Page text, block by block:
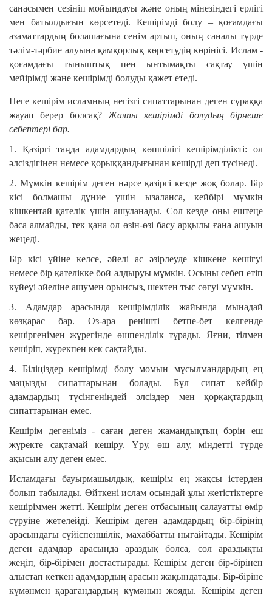
санасымен сезініп мойындауы және оның мінезіндегі ерлігі
мен батылдығын көрсетеді. Кешірімді болу – қоғамдағы
азаматтардың болашағына сенім артып, оның саналы түрде
тәлім-тәрбие алуына қамқорлық көрсетудің көрінісі. Ислам -
қоғамдағы тыныштық пен ынтымақты сақтау үшін
мейірімді және кешірімді болуды қажет етеді.
Неге кешірім исламның негізгі сипаттарынан деген сұраққа
жауап берер болсақ? Жалпы кешірімді болудың бірнеше
себептері бар.
1. Қазіргі таңда адамдардың көпшілігі кешірімділікті: ол
әлсіздігінен немесе қорыққандығынан кешірді деп түсінеді.
2. Мүмкін кешірім деген нәрсе қазіргі кезде жоқ болар. Бір
кісі болмашы дүние үшін ызаланса, кейбірі мүмкін
кішкентай қателік үшін ашуланады. Сол кезде оны ештеңе
баса алмайды, тек қана ол өзін-өзі басу арқылы ғана ашуын
жеңеді.
Бір кісі үйіне келсе, әйелі ас әзірлеуде кішкене кешігуі
немесе бір қателікке бой алдыруы мүмкін. Осыны себеп етіп
күйеуі әйеліне ашумен орынсыз, шектен тыс сөгуі мүмкін.
3. Адамдар арасында кешірімділік жайында мынадай
көзқарас бар. Өз-ара ренішті бетпе-бет келгенде
кешіргенімен жүрегінде өшпенділік тұрады. Яғни, тілмен
кешіріп, жүрекпен кек сақтайды.
4. Біліңіздер кешірімді болу момын мұсылмандардың ең
маңызды сипаттарынан болады. Бұл сипат кейбір
адамдардың түсінгеніндей әлсіздер мен қорқақтардың
сипаттарынан емес.
Кешірім дегеніміз - саған деген жамандықтың бәрін еш
жүректе сақтамай кешіру. Ұру, өш алу, міндетті түрде
ақысын алу деген емес.
Исламдағы бауырмашылдық, кешірім ең жақсы істерден
болып табылады. Өйткені ислам осындай ұлы жетістіктерге
кешіріммен жетті. Кешірім деген отбасының салауатты өмір
сүруіне жетелейді. Кешірім деген адамдардың бір-бірінің
арасындағы сүйіспеншілік, махаббатты нығайтады. Кешірім
деген адамдар арасында араздық болса, сол араздықты
жеңіп, бір-бірімен достастырады. Кешірім деген бір-бірінен
алыстап кеткен адамдардың арасын жақындатады. Бір-біріне
күмәнмен қарағандардың күмәнын жояды. Кешірім деген